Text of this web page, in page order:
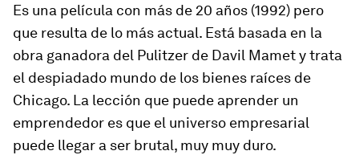
Es una película con más de 20 años (1992) pero
que resulta de lo más actual. Está basada en la
obra ganadora del Pulitzer de Davil Mamet y trata
el despiadado mundo de los bienes raíces de
Chicago. La lección que puede aprender un
emprendedor es que el universo empresarial
puede llegar a ser brutal, muy muy duro.